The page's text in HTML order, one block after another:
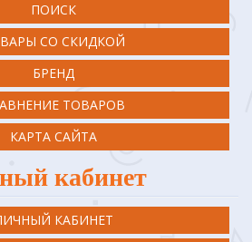
ПОИСК
СО СКИДКОЙ
БРЕНД
ТОВАРОВ
КАРТА САЙТА
кабинет
КАБИНЕТ